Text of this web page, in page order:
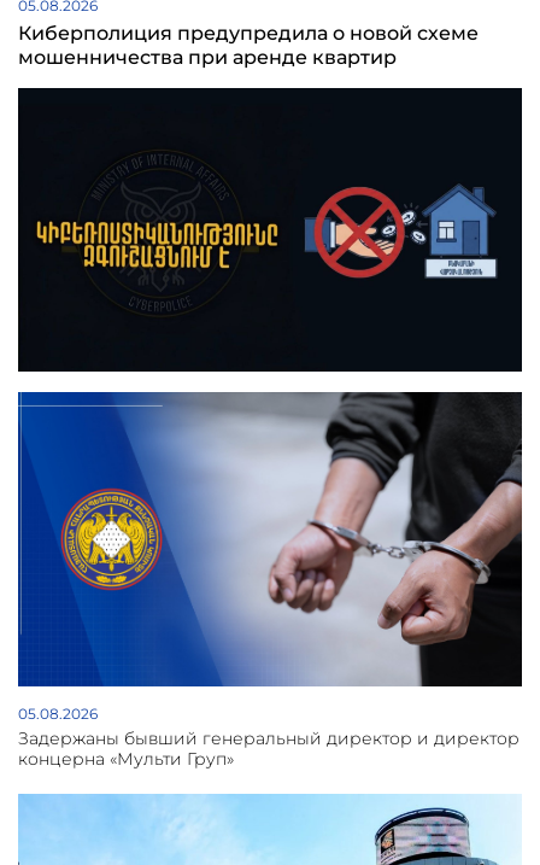
05.08.2026
Киберполиция предупредила о новой схеме
мошенничества при аренде квартир
05.08.2026
Задержаны бывший генеральный директор и директор
концерна «Мульти Груп»